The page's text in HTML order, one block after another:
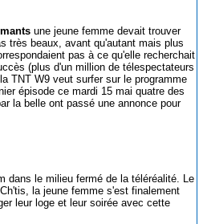
une jeune femme devait trouver
très beaux, avant qu'autant mais plus
pas à ce qu'elle recherchait
(plus d'un million de télespectateurs
TNT W9 veut surfer sur le programme
épisode ce mardi 15 mai quatre des
la belle ont passé une annonce pour
dans le milieu fermé de la téléréalité. Le
la jeune femme s'est finalement
leur loge et leur soirée avec cette